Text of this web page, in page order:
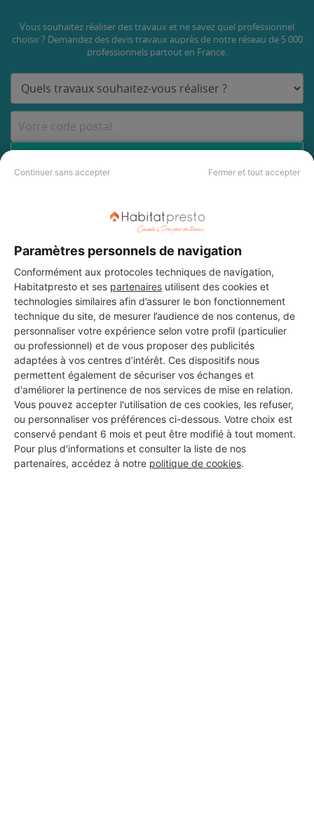
Continuer sans accepter Fermer et tout accepter
Paramètres personnels de navigation
Conformément aux protocoles techniques de navigation,
Habitatpresto et ses partenaires utilisent des cookies et
technologies similaires afin d’assurer le bon fonctionnement
technique du site, de mesurer l’audience de nos contenus, de
personnaliser votre expérience selon votre profil (particulier
ou professionnel) et de vous proposer des publicités
adaptées à vos centres d’intérêt. Ces dispositifs nous
permettent également de sécuriser vos échanges et
d'améliorer la pertinence de nos services de mise en relation.
Vous pouvez accepter l'utilisation de ces cookies, les refuser,
ou personnaliser vos préférences ci-dessous. Votre choix est
conservé pendant 6 mois et peut être modifié à tout moment.
Pour plus d'informations et consulter la liste de nos
partenaires, accédez à notre politique de cookies.
Vous souhaitez réaliser des travaux et ne savez quel professionnel
choisir ? Demandez des devis travaux auprès de notre réseau de 5 000
professionnels partout en France.
Les 2 autres Menuisiers pour
vos travaux à Abergement-le-
Grand
JB ELEC
Abergement-le-Grand
9 ans d'expérience
Voir sa fiche